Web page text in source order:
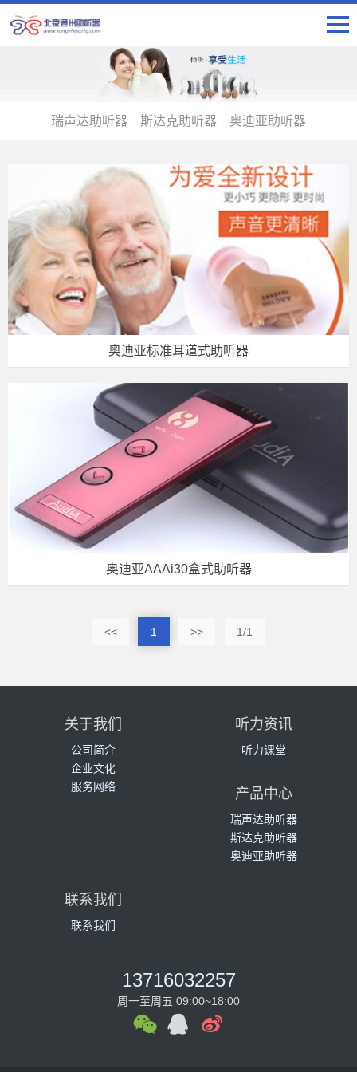
瑞声达助听器 斯达克助听器 奥迪亚助听器
奥迪亚标准耳道式助听器
奥迪亚AAAi30盒式助听器
<< 1 >> 1/1
关于我们
公司简介
企业文化
服务网络
听力资讯
听力课堂
产品中心
瑞声达助听器
斯达克助听器
奥迪亚助听器
联系我们
联系我们
13716032257
周一至周五 09:00~18:00